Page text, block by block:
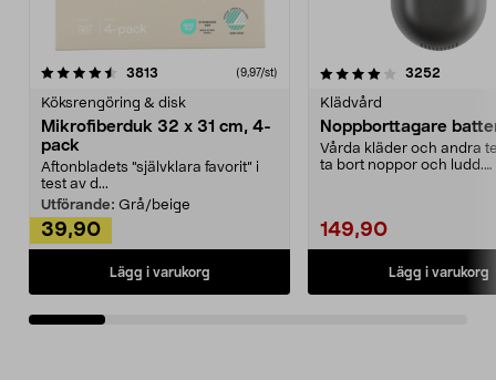
3813 (9,97/st)
Köksrengöring & disk
Mikrofiberduk 32 x 31 cm, 4-
pack
Aftonbladets "självklara favorit” i
test av d...
Utförande: Grå/beige
39,90
Lägg i varukorg
4.0av 5 stjärnor 3252
Klädvård
Noppborttagare
Vårda kläder och andra
ta bort noppor och ludd.
149,90
Lägg i varukorg
4.5av 5 stjärnor